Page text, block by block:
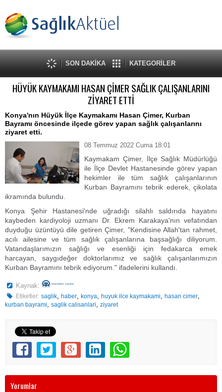
SON DAKİKA KATEGORİLER
HÜYÜK KAYMAKAMI HASAN ÇİMER SAĞLIK ÇALIŞANLARINI
ZİYARET ETTİ
Konya'nın Hüyük İlçe Kaymakamı Hasan Çimer, Kurban
Bayramı öncesinde ilçede görev yapan sağlık çalışanlarını
ziyaret etti.
08 Temmuz 2022 Cuma 18:01
Kaymakam Çimer, İlçe Sağlık Müdürlüğü
ile İlçe Devlet Hastanesinde görev yapan
hekimler ile tüm sağlık çalışanlarının
Kurban Bayramını tebrik ederek, çikolata
ikramında bulundu.
Konya Şehir Hastanesi'nde uğradığı silahlı saldırıda hayatını
kaybeden kardiyoloji uzmanı Dr. Ekrem Karakaya'nın vefatından
duyduğu üzüntüyü dile getiren Çimer, "Kendisine Allah'tan rahmet,
acılı ailesine ve tüm sağlık çalışanlarına başsağlığı diliyorum.
Vatandaşlarımızın sağlığı ve esenliği için fedakarca emek
harcayan, saygıdeğer doktorlarımız ve sağlık çalışanlarımızın
Kurban Bayramını tebrik ediyorum." ifadelerini kullandı.
Kaynak:
Etiketler: saglik,haber,konya,huyuk ilce kaymakami,hasan cimer,
kurban bayrami, saglik calisanlari, ziyaret
Yorumlar